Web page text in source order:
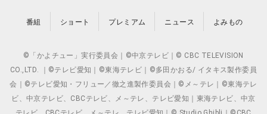
番組 ショート プレミアム ニュース よみもの
©「かよチュー」実行委員会｜©中京テレビ｜© CBC TELEVISION
CO.,LTD. ｜©テレビ愛知｜©東海テレビ｜©多田かおる/ イタキス製作委員
会｜©テレビ愛知・フリュー／徹之進製作委員会｜©メ～テレ｜©東海テレ
ビ、中京テレビ、CBCテレビ、メ～テレ、テレビ愛知｜東海テレビ、中京